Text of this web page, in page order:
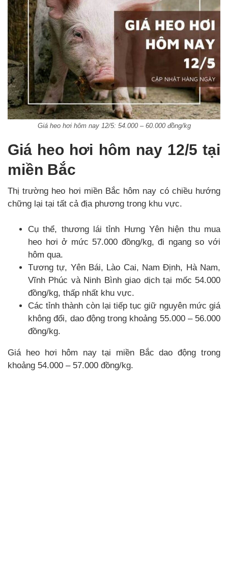
Giá heo hơi hôm nay 12/5: 54.000 – 60.000 đồng/kg
Giá heo hơi hôm nay 12/5 tại
miền Bắc
Thị trường heo hơi miền Bắc hôm nay có chiều hướng
chững lại tại tất cả địa phương trong khu vực.
Cụ thể, thương lái tỉnh Hưng Yên hiện thu mua
heo hơi ở mức 57.000 đồng/kg, đi ngang so với
hôm qua.
Tương tự, Yên Bái, Lào Cai, Nam Định, Hà Nam,
Vĩnh Phúc và Ninh Bình giao dịch tại mốc 54.000
đồng/kg, thấp nhất khu vực.
Các tỉnh thành còn lại tiếp tục giữ nguyên mức giá
không đổi, dao động trong khoảng 55.000 – 56.000
đồng/kg.
Giá heo hơi hôm nay tại miền Bắc dao động trong
khoảng 54.000 – 57.000 đồng/kg.